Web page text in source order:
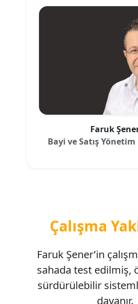
Faruk
Bayi ve Satış Yönetim
Çalışma
Faruk Şener’in
sahada test edilmiş,
sürdürülebilir
dayanır.